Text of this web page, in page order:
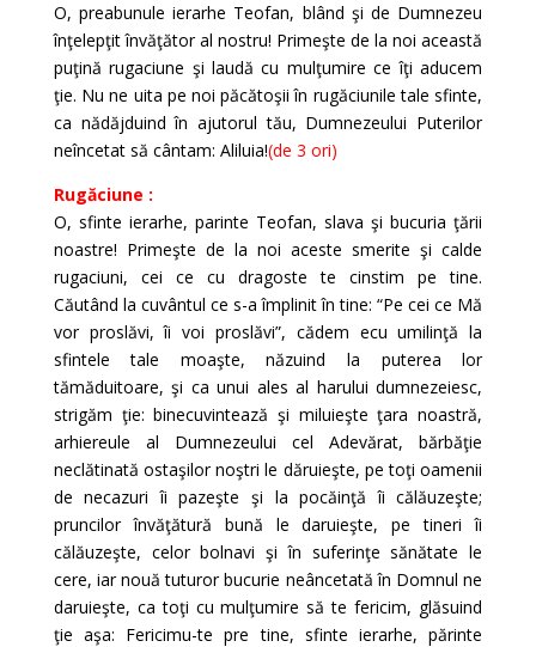
O, preabunule ierarhe Teofan, blând şi de Dumnezeu
înţelepţit învăţător al nostru! Primeşte de la noi această
puţină rugaciune şi laudă cu mulţumire ce îţi aducem
ţie. Nu ne uita pe noi păcătoşii în rugăciunile tale sfinte,
ca nădăjduind în ajutorul tău, Dumnezeului Puterilor
neîncetat să cântam: Aliluia!(de 3 ori)
Rugăciune :
O, sfinte ierarhe, parinte Teofan, slava şi bucuria ţării
noastre! Primeşte de la noi aceste smerite şi calde
rugaciuni, cei ce cu dragoste te cinstim pe tine.
Căutând la cuvântul ce s-a împlinit în tine: “Pe cei ce Mă
vor proslăvi, îi voi proslăvi”, cădem ecu umilinţă la
sfintele tale moaşte, năzuind la puterea lor
tămăduitoare, şi ca unui ales al harului dumnezeiesc,
strigăm ţie: binecuvintează şi miluieşte ţara noastră,
arhiereule al Dumnezeului cel Adevărat, bărbăţie
neclătinată ostaşilor noştri le dăruieşte, pe toţi oamenii
de necazuri îi pazeşte şi la pocăinţă îi călăuzeşte;
pruncilor învăţătură bună le daruieşte, pe tineri îi
călăuzeşte, celor bolnavi şi în suferinţe sănătate le
cere, iar nouă tuturor bucurie neâncetată în Domnul ne
daruieşte, ca toţi cu mulţumire să te fericim, glăsuind
ţie aşa: Fericimu-te pre tine, sfinte ierarhe, părinte